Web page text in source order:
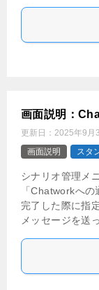
画面説明：
更新日： 2025年9月
画面説明
スタ
シナリオ管理
「Chatworkへ
完了した際に指
メッセージを送